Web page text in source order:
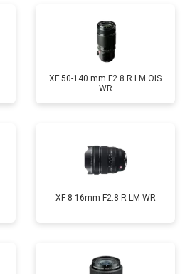
XF 50-140 mm F2.8 R LM OIS
WR
XF 8-16mm F2.8 R LM WR